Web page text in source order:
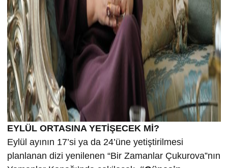
EYLÜL ORTASINA YETİŞECEK Mİ?
Eylül ayının 17’si ya da 24’üne yetiştirilmesi
planlanan dizi yenilenen “Bir Zamanlar Çukurova”nın